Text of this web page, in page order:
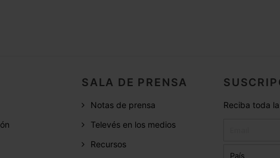
SALA DE PRENSA
Notas de prensa
Televés en los medios
Recursos
Reciba toda